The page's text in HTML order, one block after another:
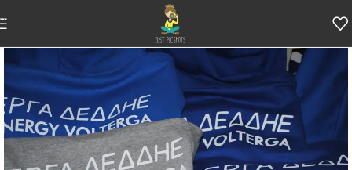
Skip to navigation
Skip to main content